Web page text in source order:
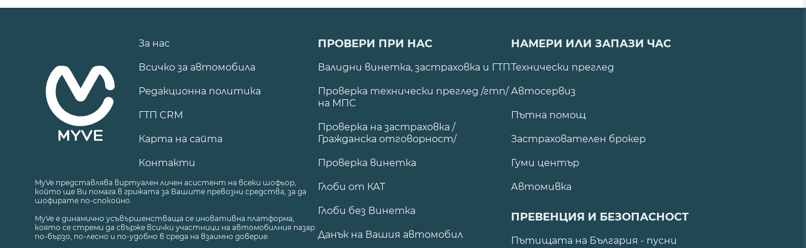
За нас
Всичко за автомобила
Редакционна политика
ГТП CRM
Карта на сайта
Контакти
MyVe представлява виртуален личен асистент на всеки шофьор,
който ще Ви помага в грижата за Вашите превозни средства, за да
шофирате по-спокойно.
MyVe е динамично усъвършенстваща се иновативна платформа,
която се стреми да свърже всички участници на автомобилния пазар
по-бързо, по-лесно и по-удобно в среда на взаимно доверие.
ПРОВЕРИ ПРИ НАС
Валидни винетка, застраховка и ГТП
Проверка технически преглед /гтп/
на МПС
Проверка на застраховка /
Гражданска отговорност/
Проверка винетка
Глоби от КАТ
Глоби без Винетка
Данък на Вашия автомобил
НАМЕРИ ИЛИ ЗАПАЗИ ЧАС
Технически преглед
Автосервиз
Пътна помощ
Застрахователен брокер
Гуми център
Автомивка
ПРЕВЕНЦИЯ И БЕЗОПАСНОСТ
Пътищата на България - пусни